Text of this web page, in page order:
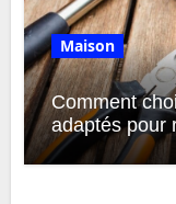
Maison
Comment
adaptés pour